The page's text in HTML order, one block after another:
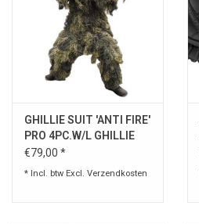
GHILLIE SUIT ′ANTI FIRE′
PRO 4PC.W/L GHILLIE
SUIT ′ANTI FIRE′ PRO
4PC.W/L
€79,00 *
* Incl. btw Excl. Verzendkosten